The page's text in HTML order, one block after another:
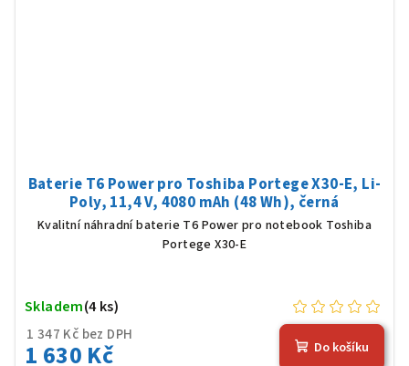
Baterie T6 Power pro Toshiba Portege X30-E, Li-
Poly, 11,4 V, 4080 mAh (48 Wh), černá
Kvalitní náhradní baterie T6 Power pro notebook Toshiba
Portege X30-E
1 347 Kč bez DPH
1 630 Kč
Skladem(4 ks)
Do košíku